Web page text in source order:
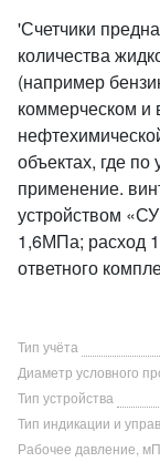
'Счетчики
количества
(например
коммерческом и
объектах, где
применение.
устройством
1,6МПа; расход
ответного
Тип учёта
Диаметр условного
Тип устройства
Тип индикации и
Рабочее давление,